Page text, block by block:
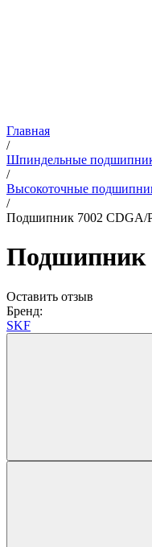
Главная
/
Шпиндельные
/
Высокоточные
/
Подшипник 7002 CDGA/
Подшипник
Оставить отзыв
Бренд:
SKF